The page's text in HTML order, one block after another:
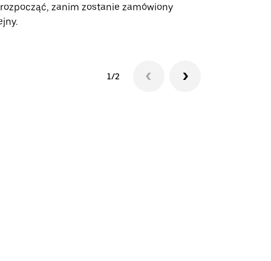
zanim zostanie zamówiony
1/2